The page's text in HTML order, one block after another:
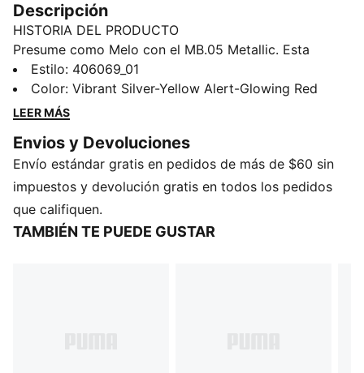
Descripción
HISTORIA DEL PRODUCTO
Presume como Melo con el MB.05 Metallic. Esta
versión lleva una energía audaz a la cancha, igual que
Melo. Con un acabado integral en cromo, detalles
iridiscentes y los toques característicos de Melo, esta
aceptan su energía única: ruidosa, orgullosa y sin
complejos.
CARACTERÍSTICAS Y BENEFICIOS
EMPEINE DE MALLA DE ALTA TECNOLOGÍA:
Transformado con aplicaciones metálicas e
Estilo: 406069_01
Color: Vibrant Silver-Yellow Alert-Glowing Red
LEER MÁS
Envios y Devoluciones
Envío estándar gratis en pedidos de más de $60 sin
impuestos y devolución gratis en todos los pedidos
que califiquen.
TAMBIÉN TE PUEDE GUSTAR